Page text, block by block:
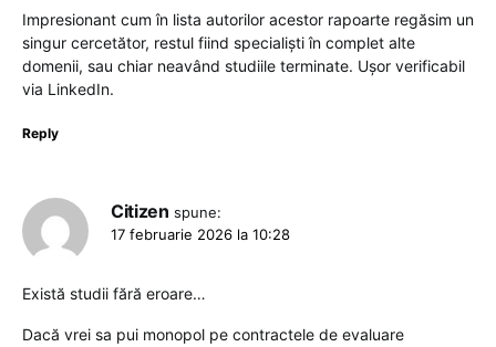
Impresionant cum în lista autorilor acestor rapoarte regăsim un
singur cercetător, restul fiind specialiști în complet alte
domenii, sau chiar neavând studiile terminate. Ușor verificabil
via LinkedIn.
Reply
Citizen spune:
17 februarie 2026 la 10:28
Există studii fără eroare…
Dacă vrei sa pui monopol pe contractele de evaluare